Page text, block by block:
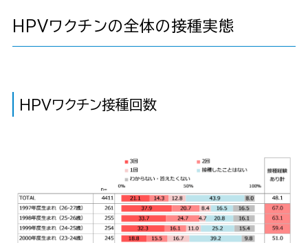
HPVワクチンの全体の接種実態
HPVワクチン接種回数